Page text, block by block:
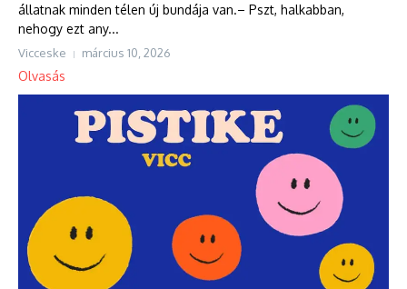
állatnak minden télen új bundája van.– Pszt, halkabban,
nehogy ezt any...
Vicceske március 10, 2026
Olvasás